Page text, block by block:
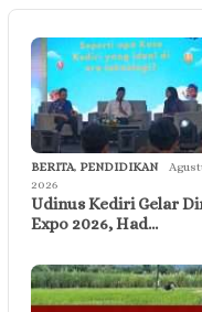
BERITA, PENDIDIKAN
2026
Udinus Kediri Gelar
Expo 2026, Had…